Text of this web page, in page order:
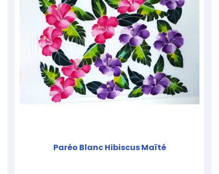
Paréo Blanc Hibiscus Maïté